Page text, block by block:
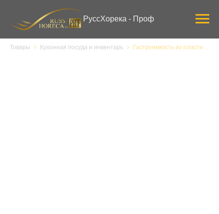
РуссХорека - Проф
Товары Кухонная посуда и инвентарь